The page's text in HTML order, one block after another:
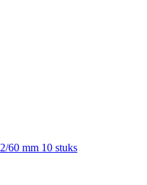
60 mm 10 stuks